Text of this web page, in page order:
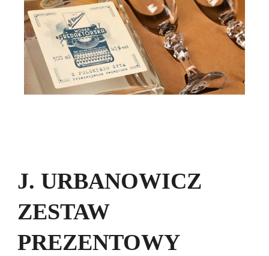
J. URBANOWICZ
ZESTAW
PREZENTOWY